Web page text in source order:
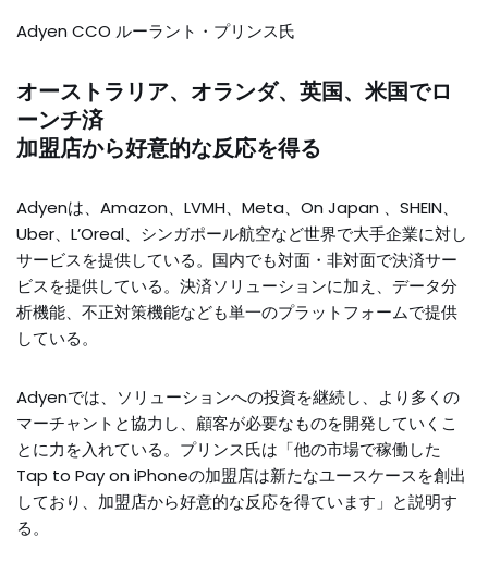
Adyen CCO ルーラント・プリンス氏
オーストラリア、オランダ、英国、米国でロ
ーンチ済
加盟店から好意的な反応を得る
Adyenは、Amazon、LVMH、Meta、On Japan 、SHEIN、
Uber、L’Oreal、シンガポール航空など世界で大手企業に対し
サービスを提供している。国内でも対面・非対面で決済サー
ビスを提供している。決済ソリューションに加え、データ分
析機能、不正対策機能なども単一のプラットフォームで提供
している。
Adyenでは、ソリューションへの投資を継続し、より多くの
マーチャントと協力し、顧客が必要なものを開発していくこ
とに力を入れている。プリンス氏は「他の市場で稼働した
Tap to Pay on iPhoneの加盟店は新たなユースケースを創出
しており、加盟店から好意的な反応を得ています」と説明す
る。